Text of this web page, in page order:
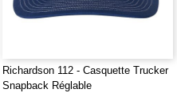
Richardson 112 - Casquette Trucker
Snapback Réglable